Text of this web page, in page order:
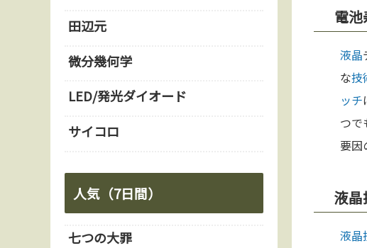
電
液晶
な技
ッチ
つで
要因
液晶
液晶
田辺元
微分幾何学
LED/発光ダイオード
サイコロ
人気（7日間）
七つの大罪